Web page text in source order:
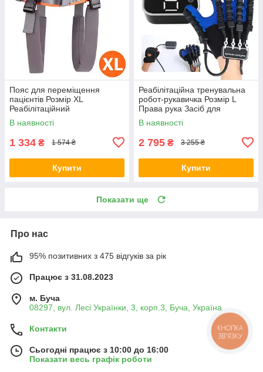
Пояс для переміщення
пацієнтів Розмір XL
Реабілітаційний
Підтримуючий
Багатофункціональний
В наявності
1 334 ₴ 1 574 ₴
Купити
Реабілітаційна тренувальна
робот-рукавичка Розмір L
Права рука Засіб для
реабілітації пальців геміплегії
В наявності
2 795 ₴ 3 255 ₴
Купити
Показати ще
Про нас
95% позитивних з 475 відгуків за рік
Працює з 31.08.2023
м. Буча
08297, вул. Лесі Українки, 3, корп.3, Буча, Україна
Контакти
Сьогодні працює з 10:00 до 16:00
Показати весь графік роботи
КНОПКА
ЗВ'ЯЗКУ